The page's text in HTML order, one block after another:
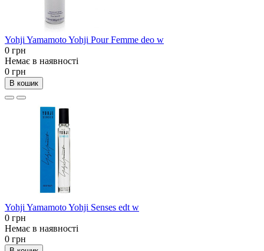
Yohji Yamamoto Yohji Pour Femme deo w
0 грн
Немає в наявності
0 грн
В кошик
Yohji Yamamoto Yohji Senses edt w
0 грн
Немає в наявності
0 грн